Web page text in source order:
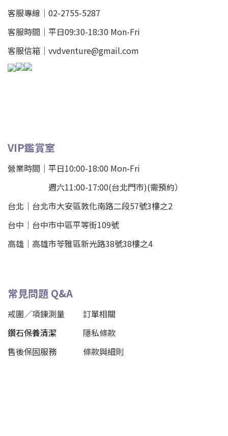
客服專線｜02-2755-5287
客服時間｜平日09:30-18:30 Mon-Fri
客服信箱｜vvdventure@gmail.com
VIP鑑賞室
營業時間｜平日10:00-18:00 Mon-Fri
週六11:00-17:00(台北門市)(需預約）
台北 ｜ 台北市大安區敦化南路二段57號3樓之2
台中｜ 台中市中區平等街109號
高雄｜ 高雄市苓雅區新光路38號38樓之4
常見問題 Q&A
戒圍／項鍊測量
訂單相關
鑽石保養清潔
隱私條款
售後保固服務
條款與細則